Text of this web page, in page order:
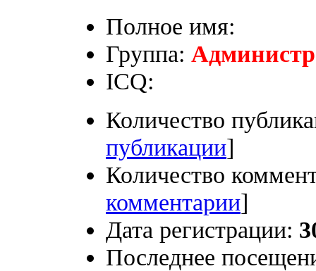
Полное имя:
Группа:
ICQ:
Количество
публикации]
Количество
комментарии]
Дата регистрации:
Последнее